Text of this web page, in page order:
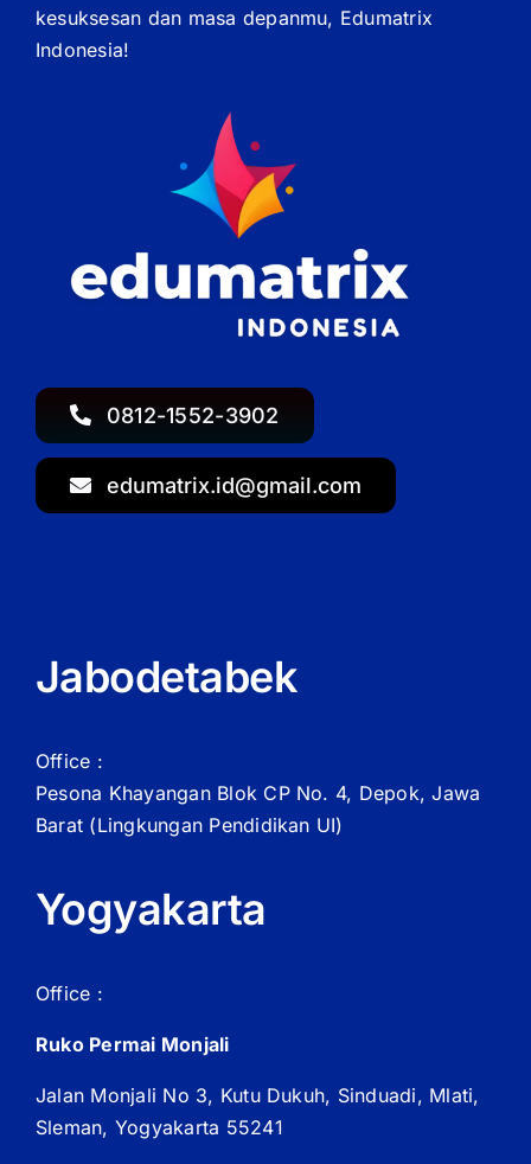
0812-1552-3902
edumatrix.id@gmail.com
kesuksesan dan masa depanmu, Edumatrix
Indonesia!
Jabodetabek
Office :
Pesona Khayangan Blok CP No. 4, Depok, Jawa
Barat (Lingkungan Pendidikan UI)
Yogyakarta
Office :
Ruko Permai Monjali
Jalan Monjali No 3, Kutu Dukuh, Sinduadi, Mlati,
Sleman, Yogyakarta 55241